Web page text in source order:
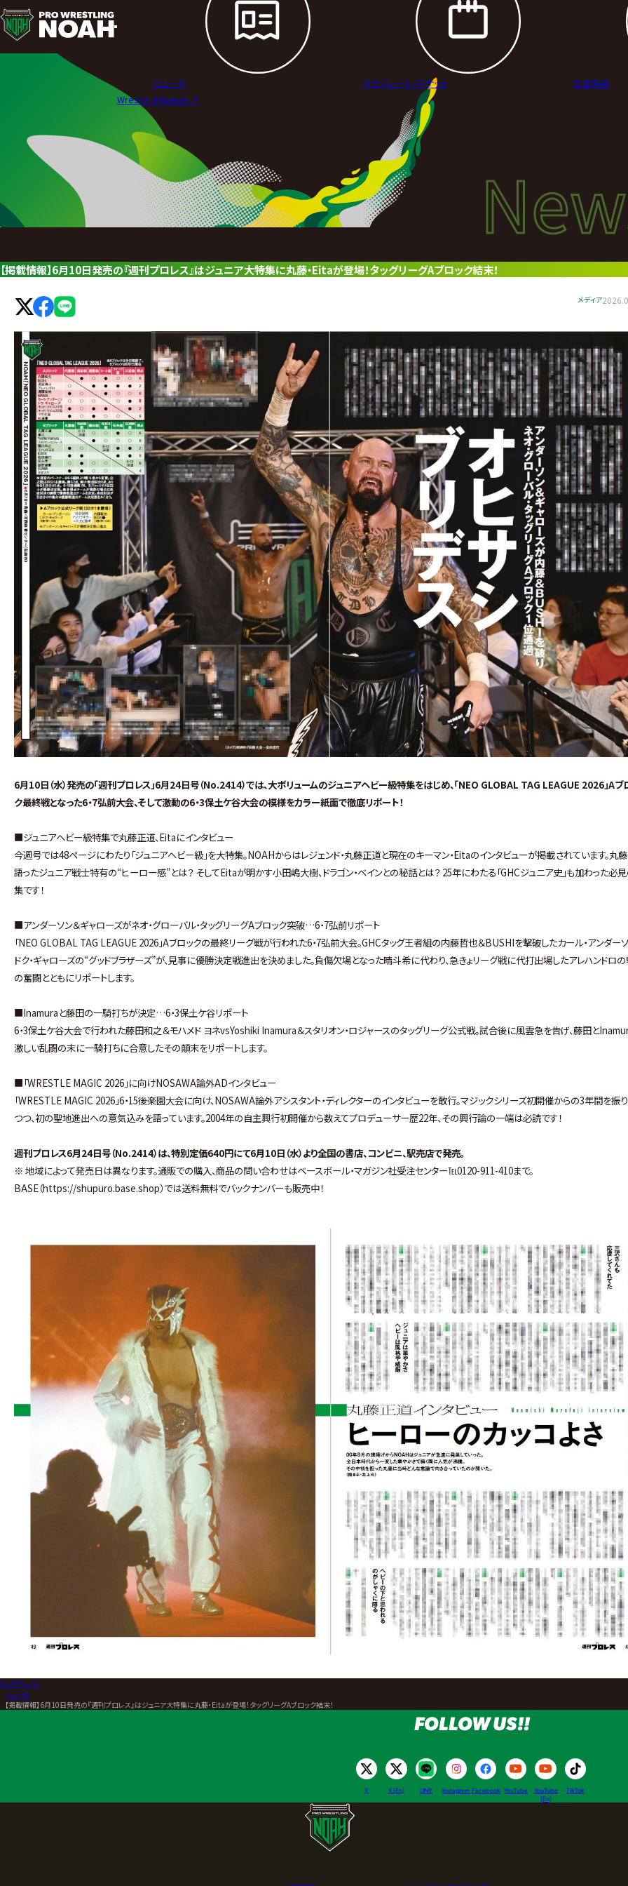
ニ
ュ
レ
ス
リ
グ・
ニュース スケジュール/チケット 試合結果
Wrestle Universe ↗︎
News
ニ
【掲載情報】6月10日発売の『週刊プロレス』はジュニア大特集に丸藤・Eitaが登場！タッグリーグAブロック結末！
メディア
6月10日（水）発売の「週刊プロレス」6月24日号（No.2414）では、大ボリュームのジュニアヘビー級特集をはじめ、「NEO GLOBAL TAG LEAGUE 2026」Aブ
ク最終戦となった6・7弘前大会、そして激動の6・3保土ケ谷大会の模様をカラー紙面で徹底リポート！
■ジュニアヘビー級特集で丸藤正道、Eitaにインタビュー
今週号では48ページにわたり「ジュニアヘビー級」を大特集。NOAHからはレジェンド・丸藤正道と現在のキーマン・Eitaのインタビューが掲載されています。丸
語ったジュニア戦士特有の“ヒーロー感”とは？ そしてEitaが明かす小田嶋大樹、ドラゴン・ベインとの秘話とは？ 25年にわたる「GHCジュニア史」も加わった必
集です！
■アンダーソン＆ギャローズがネオ・グローバル・タッグリーグAブロック突破…6・7弘前リポート
「NEO GLOBAL TAG LEAGUE 2026」Aブロックの最終リーグ戦が行われた6・7弘前大会。GHCタッグ王者組の内藤哲也＆BUSHIを撃破したカール・アンダー
ドク・ギャローズの“グッドブラザーズ”が、見事に優勝決定戦進出を決めました。負傷欠場となった晴斗希に代わり、急きょリーグ戦に代打出場したアレハンドロ
の奮闘とともにリポートします。
■Inamuraと藤田の一騎打ちが決定…6・3保土ケ谷リポート
6・3保土ケ谷大会で行われた藤田和之＆モハメド ヨネvsYoshiki Inamura＆スタリオン・ロジャースのタッグリーグ公式戦。試合後に風雲急を告げ、藤田と
激しい乱闘の末に一騎打ちに合意したその顛末をリポートします。
■「WRESTLE MAGIC 2026」に向けNOSAWA論外ADインタビュー
「WRESTLE MAGIC 2026」6・15後楽園大会に向け、NOSAWA論外アシスタント・ディレクターのインタビューを敢行。マジックシリーズ初開催からの3年間を振
つつ、初の聖地進出への意気込みを語っています。2004年の自主興行初開催から数えてプロデューサー歴22年、その興行論の一端は必読です！
週刊プロレス6月24日号（No.2414）は、特別定価640円にて6月10日（水）より全国の書店、コンビニ、駅売店で発売。
※ 地域によって発売日は異なります。通販での購入、商品の問い合わせはベースボール・マガジン社受注センター℡0120-911-410まで。
BASE（https://shupuro.base.shop）では送料無料でバックナンバーも販売中！
トップページ
ニュース
【掲載情報】6月10日発売の『週刊プロレス』はジュニア大特集に丸藤・Eitaが登場！タッグリーグAブロック結末！
FOLLOW US!!
X X (En) LINE Instagram Facebook YouTube
YouTube
(En)
TikTok